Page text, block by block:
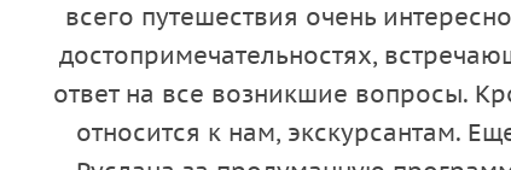
всего путешествия очень
достопримечательностях,
ответ на все возникшие вопросы.
относится к нам, экскурсантам.